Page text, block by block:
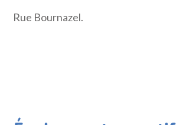
Rue Bournazel.